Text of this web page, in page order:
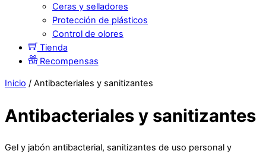
Ceras y selladores
Protección de plásticos
Control de olores
Tienda
Recompensas
Inicio / Antibacteriales y sanitizantes
Antibacteriales y sanitizantes
Gel y jabón antibacterial, sanitizantes de uso personal y